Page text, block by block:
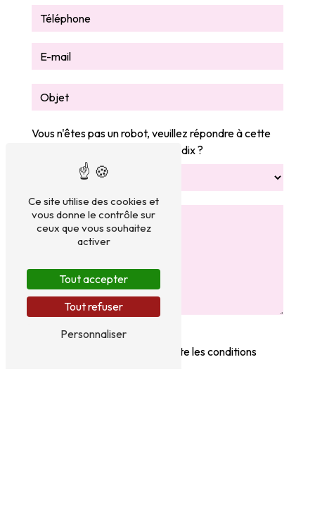
Vous n'êtes pas un robot, veuillez répondre à cette
question : combien font six plus dix ?
En cochant cette case, j'accepte les conditions
Ce site utilise des cookies et
vous donne le contrôle sur
ceux que vous souhaitez
activer
Tout accepter
Tout refuser
Personnaliser